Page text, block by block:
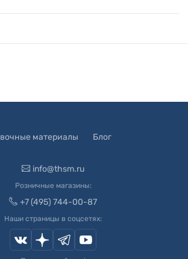
материалы Блог
info@thsm.ru
Розничные магазины:
+7 (495) 744-00-87
Наши страницы в соцсетях: